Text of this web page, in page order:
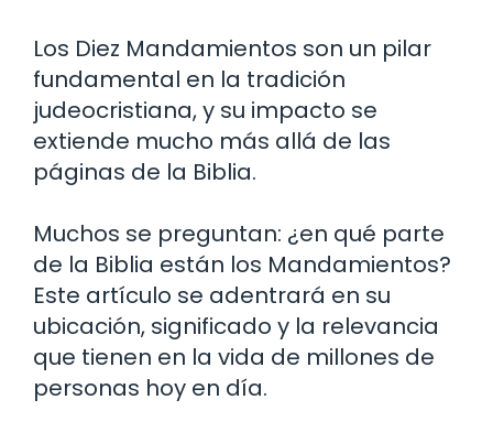
Los Diez Mandamientos son un pilar
fundamental en la tradición
judeocristiana, y su impacto se
extiende mucho más allá de las
páginas de la Biblia.
Muchos se preguntan: ¿en qué parte
de la Biblia están los Mandamientos?
Este artículo se adentrará en su
ubicación, significado y la relevancia
que tienen en la vida de millones de
personas hoy en día.